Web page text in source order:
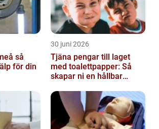
så
för din
30 juni 2026
Tjäna pengar till laget
med toalettpapper: Så
skapar ni en hållbar